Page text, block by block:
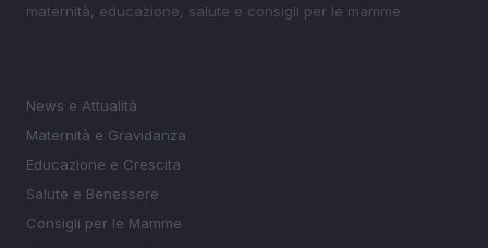
maternità, educazione, salute e consigli per le mamme.
News e Attualità
Maternità e Gravidanza
Educazione e Crescita
Salute e Benessere
Consigli per le Mamme